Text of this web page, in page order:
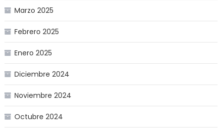
Marzo 2025
Febrero 2025
Enero 2025
Diciembre 2024
Noviembre 2024
Octubre 2024